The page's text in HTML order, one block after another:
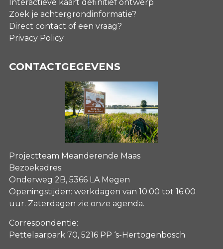
Interactieve kaart definitief ontwerp
Zoek je achtergrondinformatie?
Direct contact of een vraag?
Privacy Policy
CONTACTGEGEVENS
Projectteam Meanderende Maas
Bezoekadres:
Onderweg 2B, 5366 LA Megen
Openingstijden: werkdagen van 10:00 tot 16:00
uur. Zaterdagen zie onze agenda.
Correspondentie:
Pettelaarpark 70, 5216 PP ‘s-Hertogenbosch